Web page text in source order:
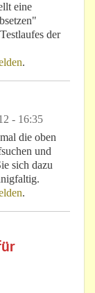
eine
der
.
- 16:35
die oben
und
sich dazu
.